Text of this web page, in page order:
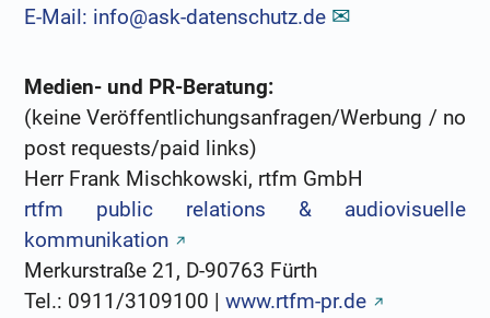
E-Mail: info@ask-datenschutz.de
Medien- und PR-Beratung:
(keine Veröffentlichungsanfragen/Werbung / no
post requests/paid links)
Herr Frank Mischkowski, rtfm GmbH
rtfm public relations & audiovisuelle
kommunikation
Merkurstraße 21, D-90763 Fürth
Tel.: 0911/3109100 |www.rtfm-pr.de